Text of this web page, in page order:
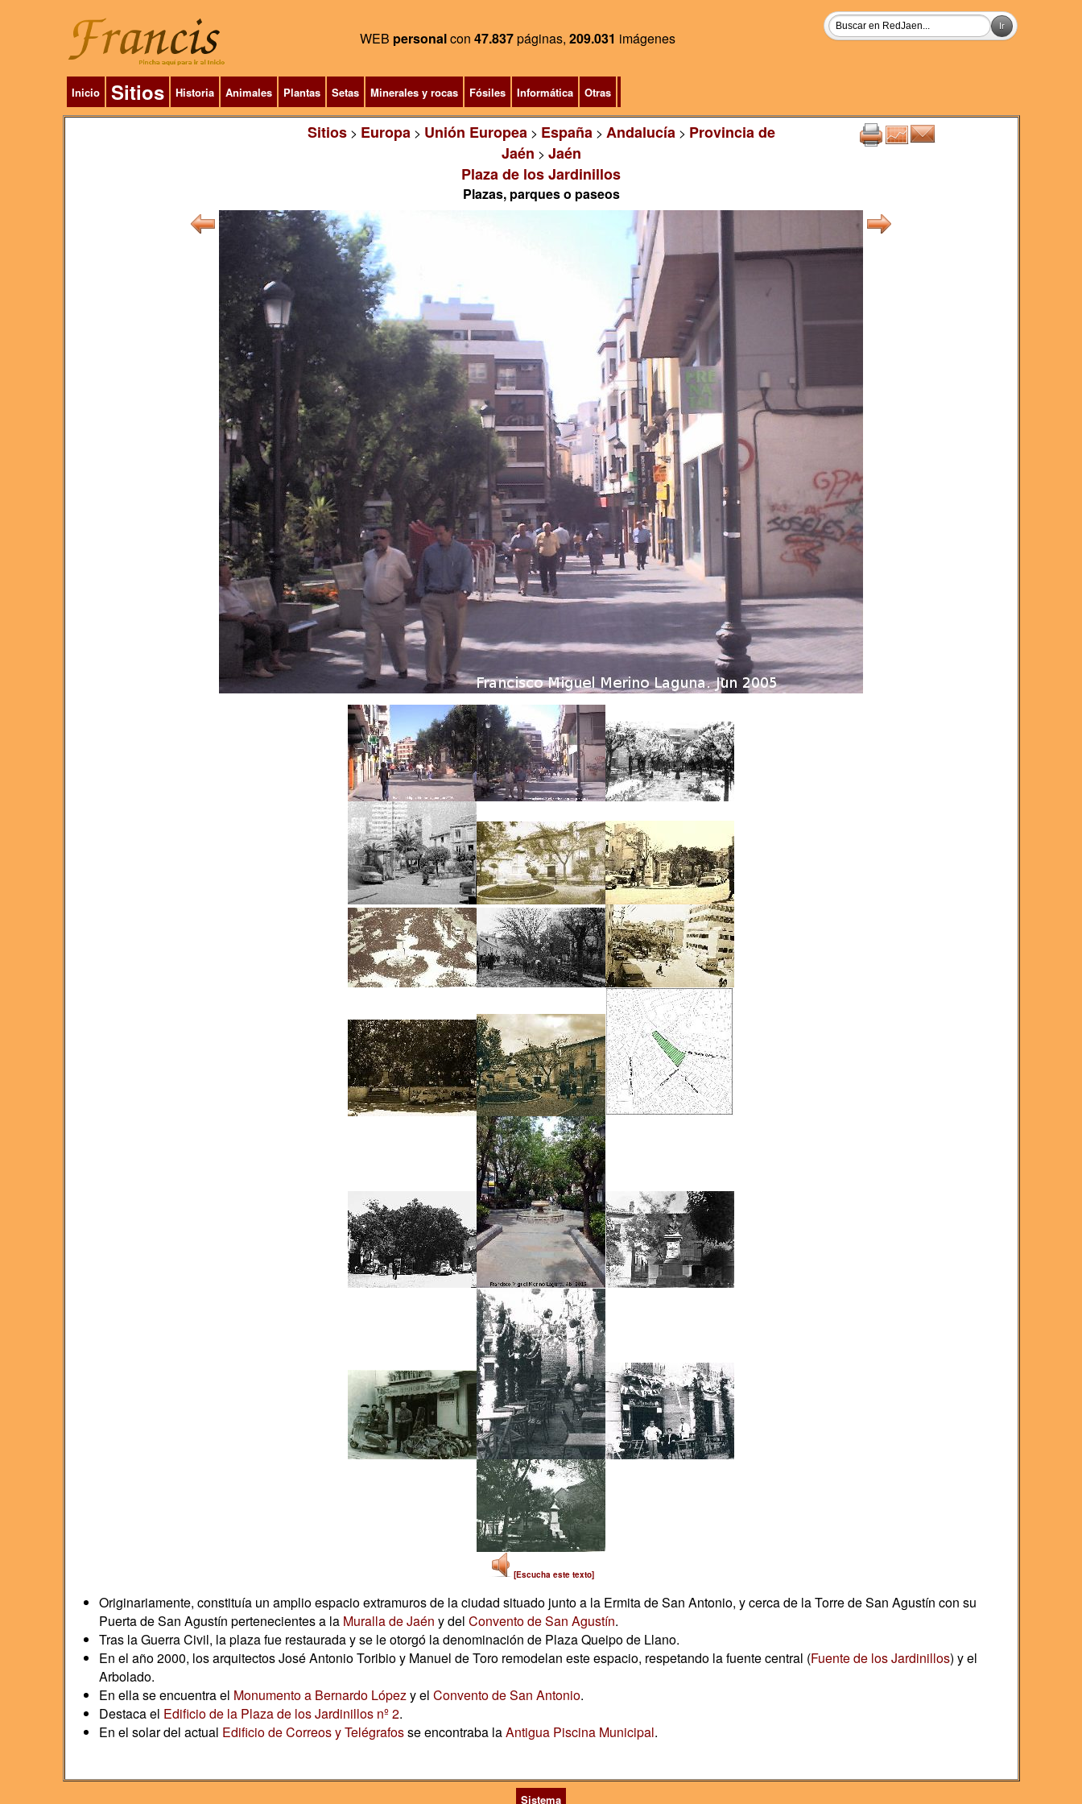
WEB personalcon 47.837páginas, 209.031 imágenes
Inicio Sitios Historia Animales Plantas Setas Minerales y rocas Fósiles Informática Otras
Sitios> Europa> Unión Europea> España> Andalucía> Provincia de
Jaén > Jaén
Plaza de los Jardinillos
Plazas, parques o paseos
[Escucha este texto]
Originariamente, constituía un amplio espacio extramuros de la ciudad situado junto a la Ermita de San Antonio, y cerca de la Torre de San Agustín con su
Puerta de San Agustín pertenecientes a la Muralla de Jaén y del Convento de San Agustín.
Tras la Guerra Civil, la plaza fue restaurada y se le otorgó la denominación de Plaza Queipo de Llano.
En el año 2000, los arquitectos José Antonio Toribio y Manuel de Toro remodelan este espacio, respetando la fuente central (Fuente de los Jardinillos) y el
Arbolado.
En ella se encuentra el Monumento a Bernardo Lópezy el Convento de San Antonio.
Destaca el Edificio de la Plaza de los Jardinillos nº 2.
En el solar del actual Edificio de Correos y Telégrafosse encontraba laAntigua Piscina Municipal.
Sistema